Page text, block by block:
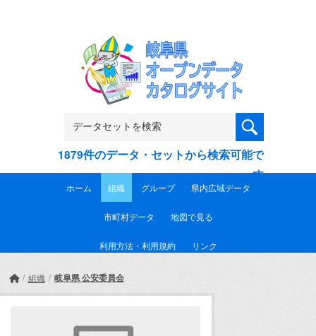
1879件のデータ・セットから検索可能で
す
ホーム 組織 グループ 県内広域データ
市町村データ 地図で見る
利用方法・利用規約 リンク
組織 岐阜県 公安委員会